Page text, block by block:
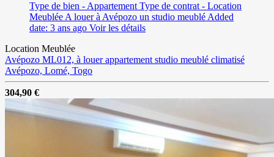
Type de bien - Appartement Type de contrat - Location
Meublée A louer à Avépozo un studio meublé Added
date: 3 ans ago Voir les détails
Location Meublée
Avépozo ML012, à louer appartement studio meublé climatisé
Avépozo, Lomé, Togo
304,90 €